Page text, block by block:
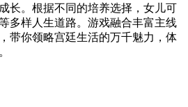
长。根据不同的培养选择，女儿可
多样人生道路。游戏融合丰富主线
带你领略宫廷生活的万千魅力，体